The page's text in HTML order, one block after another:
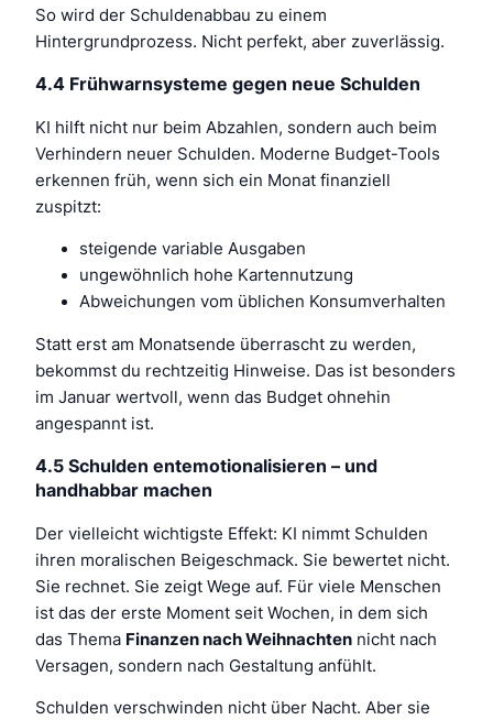
So wird der Schuldenabbau zu einem
Hintergrundprozess. Nicht perfekt, aber zuverlässig.
4.4 Frühwarnsysteme gegen neue Schulden
KI hilft nicht nur beim Abzahlen, sondern auch beim
Verhindern neuer Schulden. Moderne Budget-Tools
erkennen früh, wenn sich ein Monat finanziell
zuspitzt:
steigende variable Ausgaben
ungewöhnlich hohe Kartennutzung
Abweichungen vom üblichen Konsumverhalten
Statt erst am Monatsende überrascht zu werden,
bekommst du rechtzeitig Hinweise. Das ist besonders
im Januar wertvoll, wenn das Budget ohnehin
angespannt ist.
4.5 Schulden entemotionalisieren – und
handhabbar machen
Der vielleicht wichtigste Effekt: KI nimmt Schulden
ihren moralischen Beigeschmack. Sie bewertet nicht.
Sie rechnet. Sie zeigt Wege auf. Für viele Menschen
ist das der erste Moment seit Wochen, in dem sich
das Thema Finanzen nach Weihnachten nicht nach
Versagen, sondern nach Gestaltung anfühlt.
Schulden verschwinden nicht über Nacht. Aber sie